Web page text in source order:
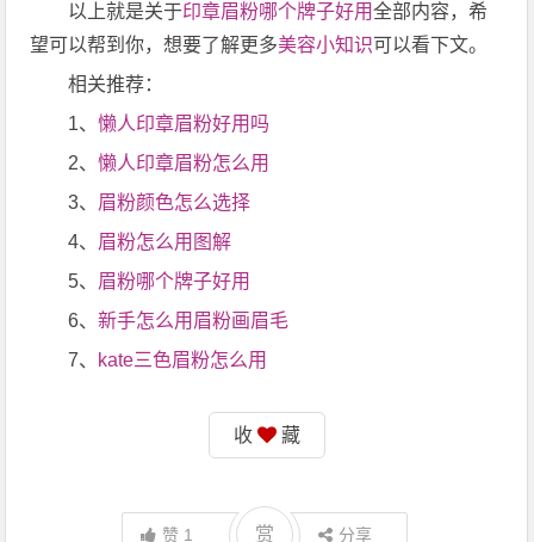
以上就是关于印章眉粉哪个牌子好用全部内容，希
望可以帮到你，想要了解更多美容小知识可以看下文。
相关推荐：
1、懒人印章眉粉好用吗
2、懒人印章眉粉怎么用
3、 眉粉颜色怎么选择
4、 眉粉怎么用图解
5、 眉粉哪个牌子好用
6、新手怎么用眉粉画眉毛
7、 kate三色眉粉怎么用
收 藏
赞 1 赏 分享